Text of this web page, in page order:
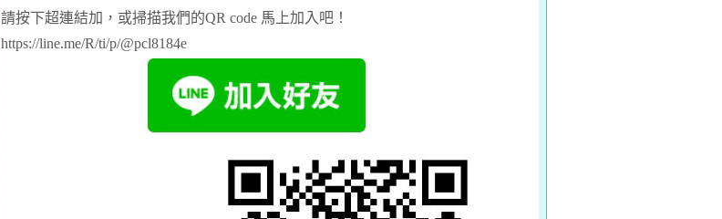
請按下超連結加，或掃描我們的QR code 馬上加入吧！
https://line.me/R/ti/p/@pcl8184e